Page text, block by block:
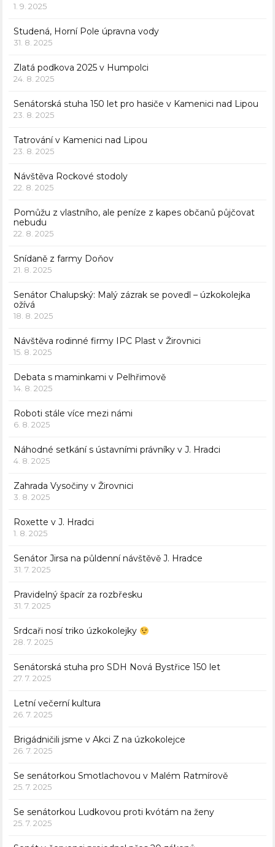
1. 9. 2025
Studená, Horní Pole úpravna vody
31. 8. 2025
Zlatá podkova 2025 v Humpolci
24. 8. 2025
Senátorská stuha 150 let pro hasiče v Kamenici nad Lipou
23. 8. 2025
Tatrování v Kamenici nad Lipou
23. 8. 2025
Návštěva Rockové stodoly
22. 8. 2025
Pomůžu z vlastního, ale peníze z kapes občanů půjčovat
nebudu
22. 8. 2025
Snídaně z farmy Doňov
21. 8. 2025
Senátor Chalupský: Malý zázrak se povedl – úzkokolejka
ožívá
18. 8. 2025
Návštěva rodinné firmy IPC Plast v Žirovnici
15. 8. 2025
Debata s maminkami v Pelhřimově
14. 8. 2025
Roboti stále více mezi námi
6. 8. 2025
Náhodné setkání s ústavními právníky v J. Hradci
4. 8. 2025
Zahrada Vysočiny v Žirovnici
3. 8. 2025
Roxette v J. Hradci
1. 8. 2025
Senátor Jirsa na půldenní návštěvě J. Hradce
31. 7. 2025
Pravidelný špacír za rozbřesku
31. 7. 2025
Srdcaři nosí triko úzkokolejky
28. 7. 2025
Senátorská stuha pro SDH Nová Bystřice 150 let
27. 7. 2025
Letní večerní kultura
26. 7. 2025
Brigádničili jsme v Akci Z na úzkokolejce
26. 7. 2025
Se senátorkou Smotlachovou v Malém Ratmírově
25. 7. 2025
Se senátorkou Ludkovou proti kvótám na ženy
25. 7. 2025